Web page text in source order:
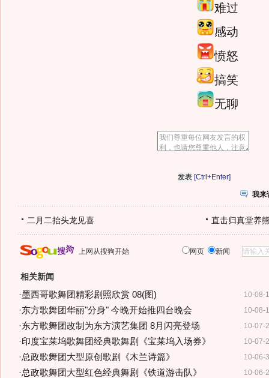
难过
感动
愤怒
搞笑
无聊
[Ctrl+Enter]
我来
二月二抬头龙见喜 直击归真堂养
上网从搜狗开始 网页 新闻
相关新闻
10-08-
·墨西哥歌舞团精彩剧照欣赏 08(图)
10-08-
·东方歌舞团华丽"分身" 今晚开始推四台晚会
10-07-
·东方歌舞团改制为东方演艺集团 8月闪亮登场
10-07-
·印度宝莱坞歌舞团经典歌舞剧《宝莱坞入场券》
10-06-
·总政歌舞团大型原创歌剧《木兰诗篇》
10-06-
·总政歌舞团大型红色经典舞剧《铁道游击队》